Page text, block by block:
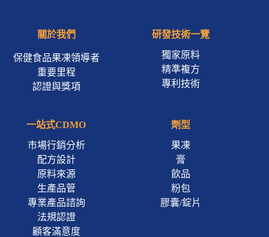
關於我們
保健食品果凍領導者
重要里程
認證與獎項
研發技術一覽
獨家原料
精準複方
專利技術
一站式CDMO
市場行銷分析
配方設計
原料來源
生產品管
專業產品諮詢
法規認證
顧客滿意度
劑型
果凍
膏
飲品
粉包
膠囊/錠片